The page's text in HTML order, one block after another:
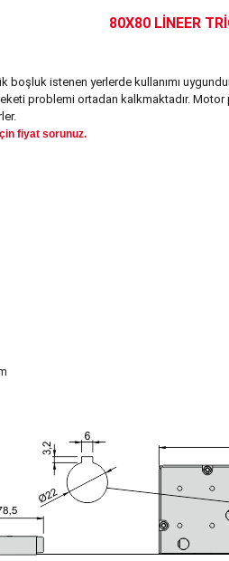
80X80 LİNEER
boşluk istenen yerlerde kullanımı
problemi ortadan kalkmaktadır.
fiyat sorunuz.